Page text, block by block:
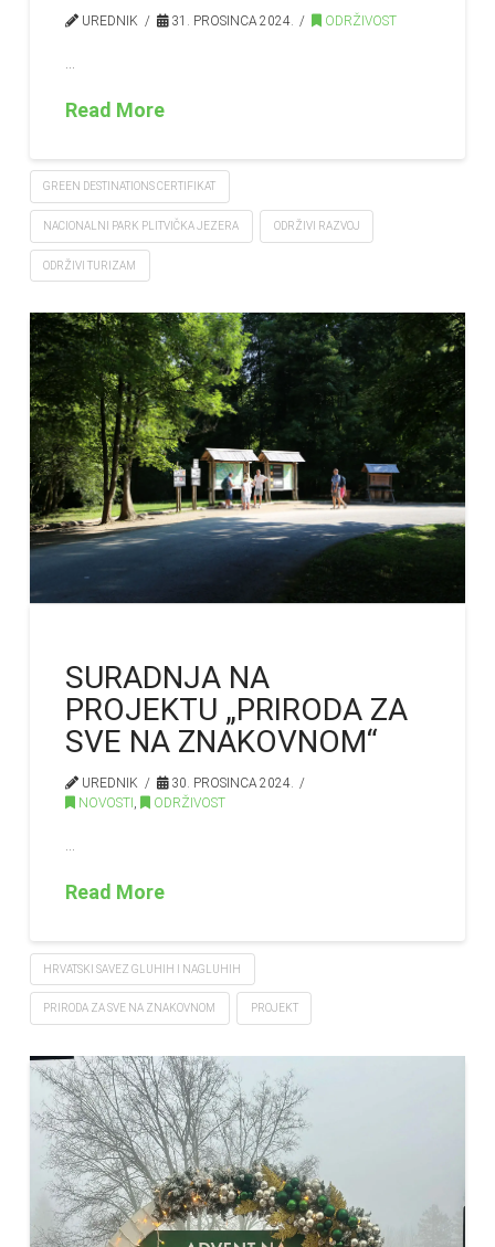
UREDNIK 31. PROSINCA 2024. ODRŽIVOST
Read More
GREEN DESTINATIONS CERTIFIKAT
NACIONALNI PARK PLITVIČKA JEZERA ODRŽIVI RAZVOJ
ODRŽIVI TURIZAM
SURADNJA NA
PROJEKTU „PRIRODA ZA
SVE NA ZNAKOVNOM“
UREDNIK
30. PROSINCA 2024.
NOVOSTI , ODRŽIVOST
Read More
HRVATSKI SAVEZ GLUHIH I NAGLUHIH
PRIRODA ZA SVE NA ZNAKOVNOM PROJEKT